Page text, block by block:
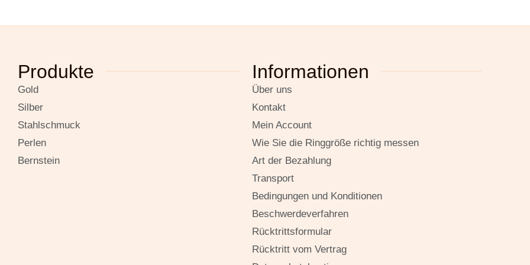
Produkte
Gold
Silber
Stahlschmuck
Perlen
Bernstein
Informationen
Über uns
Kontakt
Mein Account
Wie Sie die Ringgröße richtig messen
Art der Bezahlung
Transport
Bedingungen und Konditionen
Beschwerdeverfahren
Rücktrittsformular
Rücktritt vom Vertrag